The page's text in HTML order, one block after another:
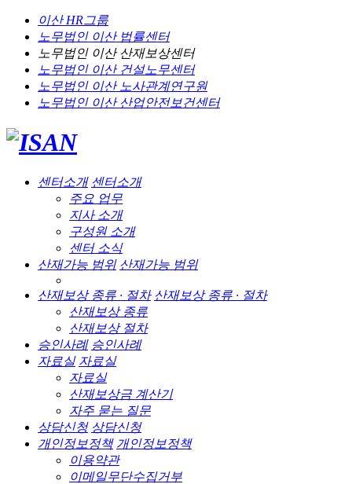
이산 HR그룹
노무법인 이산법률센터
노무법인 이산산재보상센터
노무법인 이산건설노무센터
노무법인 이산노사관계연구원
노무법인 이산산업안전보건센터
센터소개 센터소개
주요 업무
지사 소개
구성원 소개
센터 소식
산재가능 범위 산재가능 범위
산재보상 종류 · 절차 산재보상 종류 · 절차
산재보상 종류
산재보상 절차
승인사례 승인사례
자료실 자료실
자료실
산재보상금 계산기
자주 묻는 질문
상담신청 상담신청
개인정보정책 개인정보정책
이용약관
이메일무단수집거부